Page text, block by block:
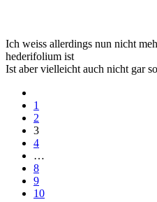
Ich weiss allerdings nun nicht
hederifolium ist
Ist aber vielleicht auch nicht gar
1
2
3
4
…
8
9
10